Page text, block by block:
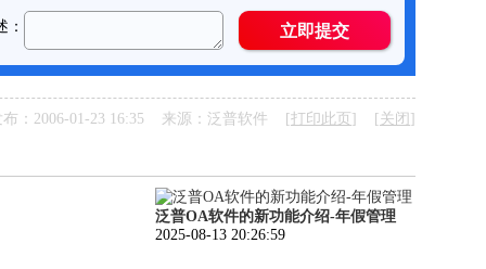
布：2006-01-23 16:35 来源：泛普软件 [打印此页 ] [关闭 ]
泛普OA软件的新功能介绍-年假管理
2025-08-13 20:26:59